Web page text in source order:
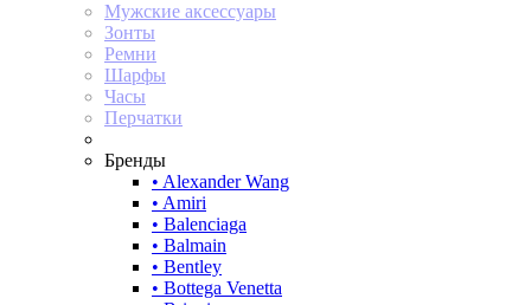
Мужские аксессуары
Зонты
Ремни
Шарфы
Часы
Перчатки
Бренды
• Alexander Wang
• Amiri
• Balenciaga
• Balmain
• Bentley
• Bottega Venetta